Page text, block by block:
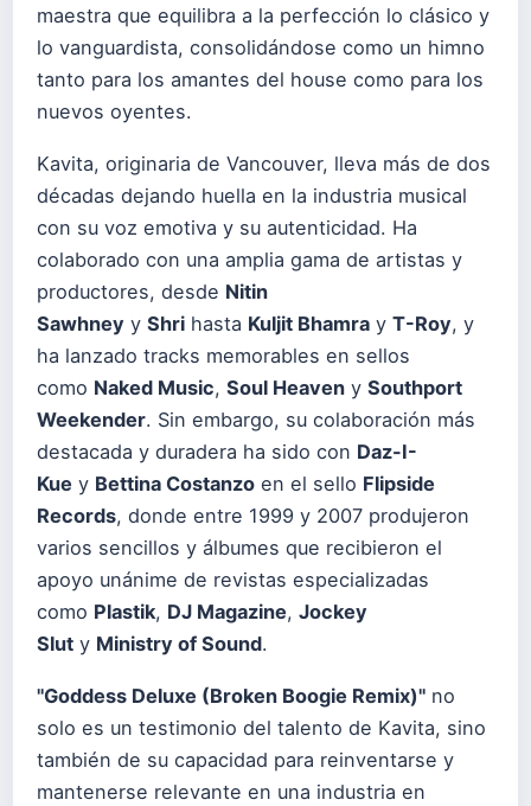
maestra que equilibra a la perfección lo clásico y
lo vanguardista, consolidándose como un himno
tanto para los amantes del house como para los
nuevos oyentes.
Kavita, originaria de Vancouver, lleva más de dos
décadas dejando huella en la industria musical
con su voz emotiva y su autenticidad. Ha
colaborado con una amplia gama de artistas y
productores, desde Nitin
Sawhney y Shri hasta Kuljit Bhamra y T-Roy, y
ha lanzado tracks memorables en sellos
como Naked Music, Soul Heaven y Southport
Weekender. Sin embargo, su colaboración más
destacada y duradera ha sido con Daz-I-
Kue y Bettina Costanzo en el sello Flipside
Records, donde entre 1999 y 2007 produjeron
varios sencillos y álbumes que recibieron el
apoyo unánime de revistas especializadas
como Plastik, DJ Magazine, Jockey
Slut y Ministry of Sound.
"Goddess Deluxe (Broken Boogie Remix)" no
solo es un testimonio del talento de Kavita, sino
también de su capacidad para reinventarse y
mantenerse relevante en una industria en